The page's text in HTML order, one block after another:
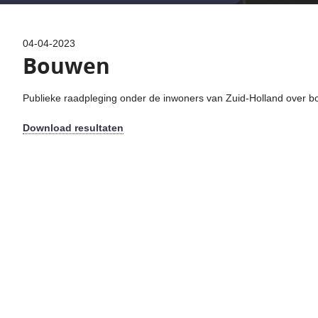
04-04-2023
Bouwen
Publieke raadpleging onder de inwoners van Zuid-Holland over
Download resultaten